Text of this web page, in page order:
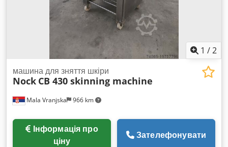
1 /2
Mala Vranjska 966 km
машина для зняття шкіри
Nock CB 430 skinning machine
ціну
Зателефонувати